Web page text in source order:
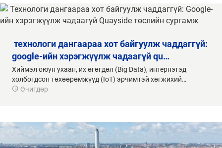
google-ийн хэрэгжүүлж чадаагүй qu…
Хиймэл оюун ухаан, их өгөгдөл (Big Data), интернэтэд
холбогдсон төхөөрөмжүүд (IoT) эрчимтэй хөгжихий…
Өчигдөр